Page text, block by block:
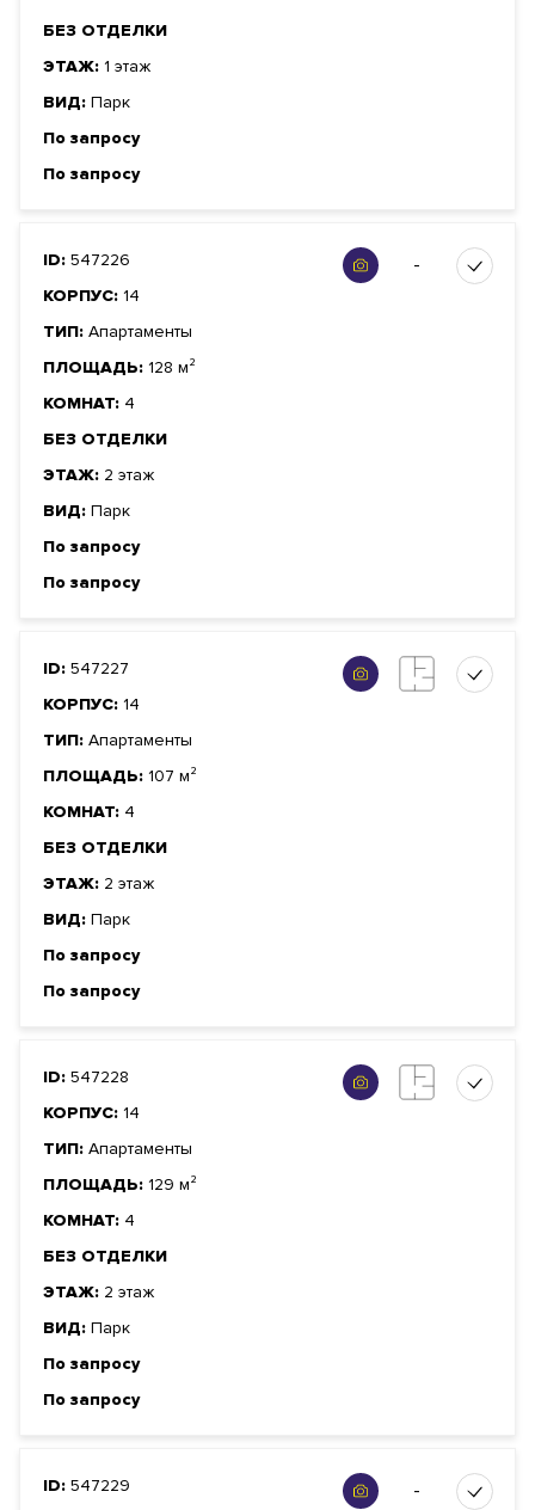
БЕЗ ОТДЕЛКИ
ЭТАЖ: 1 этаж
ВИД: Парк
По запросу
По запросу
ID: 547226
КОРПУС: 14
ТИП: Апартаменты
ПЛОЩАДЬ: 128 м²
КОМНАТ: 4
БЕЗ ОТДЕЛКИ
ЭТАЖ: 2 этаж
ВИД: Парк
По запросу
По запросу
-
ID: 547227
КОРПУС: 14
ТИП: Апартаменты
ПЛОЩАДЬ: 107 м²
КОМНАТ: 4
БЕЗ ОТДЕЛКИ
ЭТАЖ: 2 этаж
ВИД: Парк
По запросу
По запросу
ID: 547228
КОРПУС: 14
ТИП: Апартаменты
ПЛОЩАДЬ: 129 м²
КОМНАТ: 4
БЕЗ ОТДЕЛКИ
ЭТАЖ: 2 этаж
ВИД: Парк
По запросу
По запросу
ID: 547229
-